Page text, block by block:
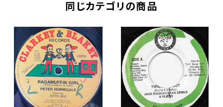
同じカテゴリの商品